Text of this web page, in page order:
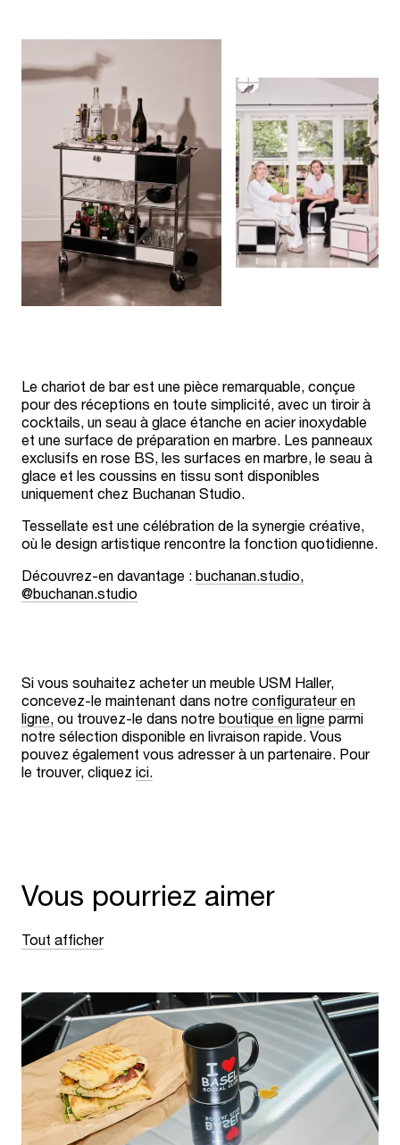
Le chariot de bar est une pièce remarquable, conçue
pour des réceptions en toute simplicité, avec un tiroir à
cocktails, un seau à glace étanche en acier inoxydable
et une surface de préparation en marbre. Les panneaux
exclusifs en rose BS, les surfaces en marbre, le seau à
glace et les coussins en tissu sont disponibles
uniquement chez Buchanan Studio.
Tessellate est une célébration de la synergie créative,
où le design artistique rencontre la fonction quotidienne.
Découvrez-en davantage : buchanan.studio,
@buchanan.studio
Si vous souhaitez acheter un meuble USM Haller,
concevez-le maintenant dans notre configurateur en
ligne, ou trouvez-le dans notre boutique en ligne parmi
notre sélection disponible en livraison rapide. Vous
pouvez également vous adresser à un partenaire. Pour
le trouver, cliquez ici.
Vous pourriez aimer
Tout afficher